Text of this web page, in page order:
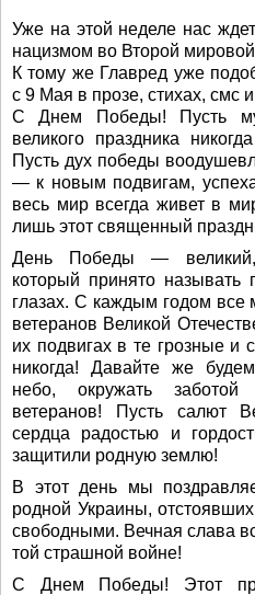
Уже на этой неделе нас
нацизмом во Второй
К тому же Главред уже
с 9 Мая в прозе, стихах, смс и
С Днем Победы! Пусть
великого праздника
Пусть дух победы
— к новым подвигам,
весь мир всегда живет в
лишь этот священный
День Победы — великий,
который принято называть
глазах. С каждым годом все
ветеранов Великой
их подвигах в те грозные и
никогда! Давайте же
небо, окружать
ветеранов! Пусть салют
сердца радостью и
защитили родную землю!
В этот день мы
родной Украины,
свободными. Вечная слава
той страшной войне!
С Днем Победы! Этот